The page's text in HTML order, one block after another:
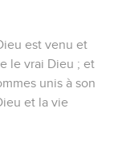
est venu et
le vrai Dieu ; et
unis à son
et la vie